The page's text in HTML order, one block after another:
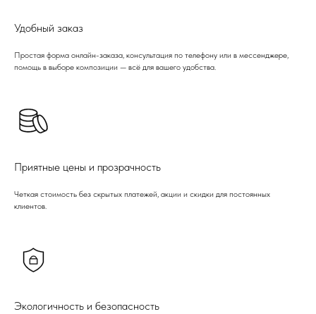
Удобный заказ
Простая форма онлайн-заказа, консультация по телефону или в мессенджере,
помощь в выборе композиции — всё для вашего удобства.
Приятные цены и прозрачность
Четкая стоимость без скрытых платежей, акции и скидки для постоянных
клиентов.
Экологичность и безопасность